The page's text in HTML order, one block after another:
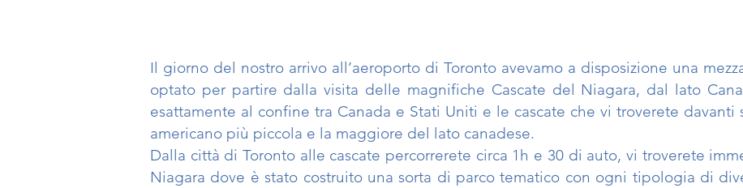
Il giorno del nostro arrivo all’aeroporto di Toronto avevamo a disposizione una
optato per partire dalla visita delle magnifiche Cascate del Niagara, dal lato
esattamente al confine tra Canada e Stati Uniti e le cascate che vi troverete davanti
americano più piccola e la maggiore del lato canadese.
Dalla città di Toronto alle cascate percorrerete circa 1h e 30 di auto, vi troverete
Niagara dove è stato costruito una sorta di parco tematico con ogni tipologia di